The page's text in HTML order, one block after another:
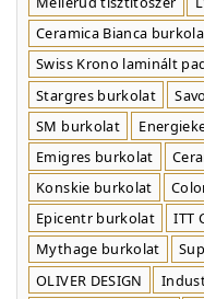
Ceramica Bianca
Swiss Krono laminált
Stargres burkolat
SM burkolat
Emigres burkolat
Konskie burkolat
Epicentr burkolat
ITT
Mythage burkolat
OLIVER DESIGN